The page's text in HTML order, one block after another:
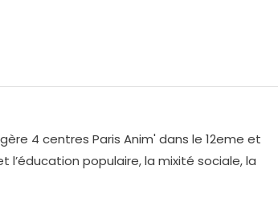
4 centres Paris Anim' dans le 12eme et
l’éducation populaire, la mixité sociale, la